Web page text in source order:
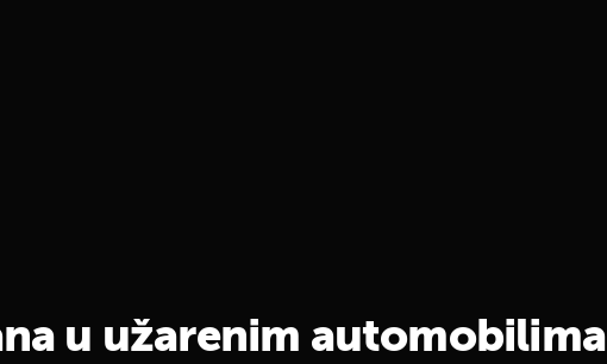
u užarenim automobilima